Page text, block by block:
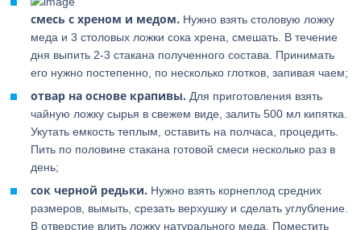
смесь с хреном и медом. Нужно взять столовую ложку
меда и 3 столовых ложки сока хрена, смешать. В течение
дня выпить 2-3 стакана полученного состава. Принимать
его нужно постепенно, по несколько глотков, запивая чаем;
отвар на основе крапивы. Для приготовления взять
чайную ложку сырья в свежем виде, залить 500 мл кипятка.
Укутать емкость теплым, оставить на полчаса, процедить.
Пить по половине стакана готовой смеси несколько раз в
день;
сок черной редьки. Нужно взять корнеплод средних
размеров, вымыть, срезать верхушку и сделать углубление.
В отверстие влить ложку натурального меда. Поместить